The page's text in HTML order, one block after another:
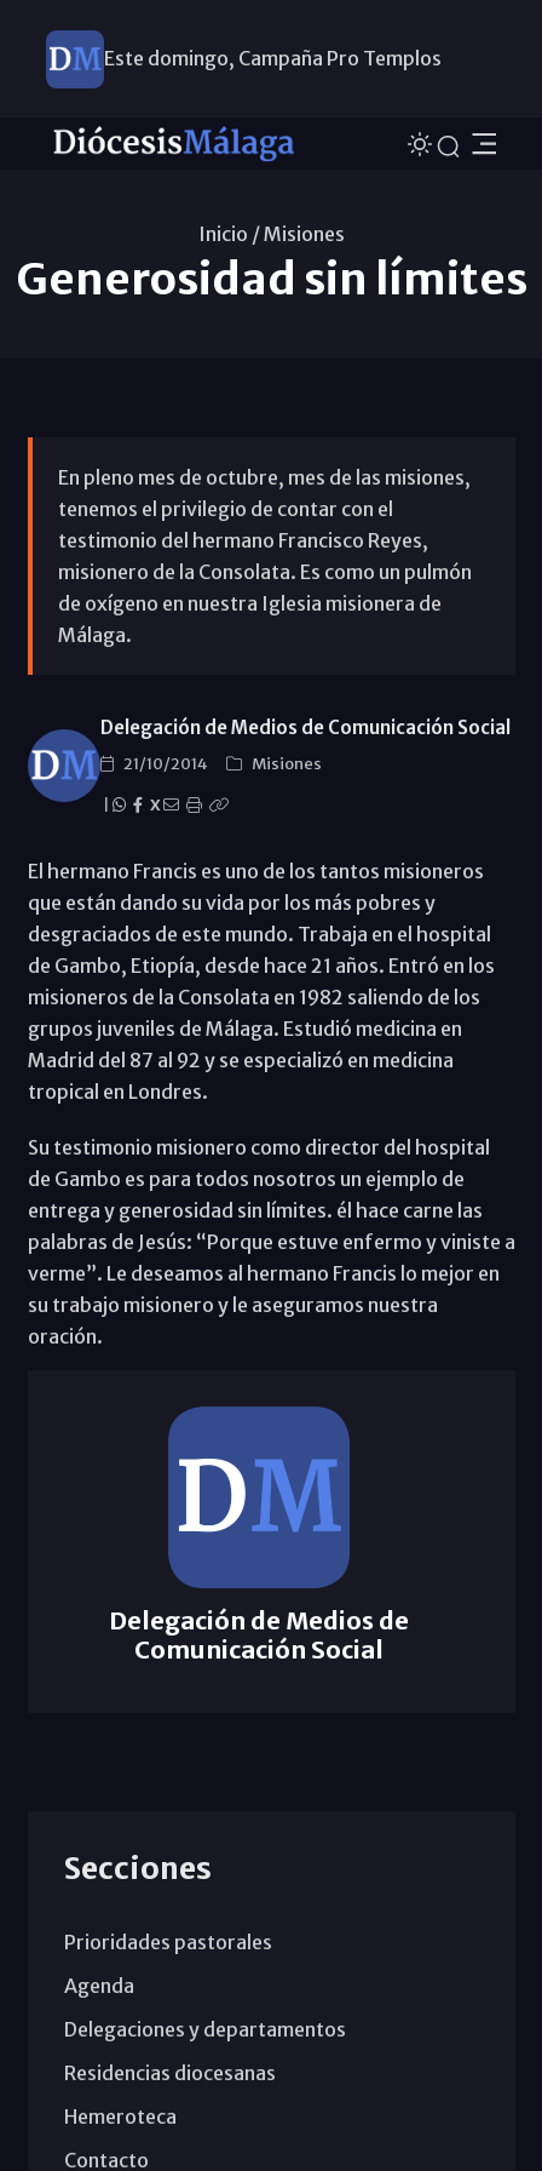
Este domingo, Campaña Pro Templos
Inicio /Misiones
Generosidad sin límites
En pleno mes de octubre, mes de las misiones,
tenemos el privilegio de contar con el
testimonio del hermano Francisco Reyes,
misionero de la Consolata. Es como un pulmón
de oxígeno en nuestra Iglesia misionera de
Málaga.
Delegación de Medios de Comunicación Social
21/10/2014
Misiones
X
El hermano Francis es uno de los tantos misioneros
que están dando su vida por los más pobres y
desgraciados de este mundo. Trabaja en el hospital
de Gambo, Etiopía, desde hace 21 años. Entró en los
misioneros de la Consolata en 1982 saliendo de los
grupos juveniles de Málaga. Estudió medicina en
Madrid del 87 al 92 y se especializó en medicina
tropical en Londres.
Su testimonio misionero como director del hospital
de Gambo es para todos nosotros un ejemplo de
entrega y generosidad sin límites. él hace carne las
palabras de Jesús: “Porque estuve enfermo y viniste a
verme”. Le deseamos al hermano Francis lo mejor en
su trabajo misionero y le aseguramos nuestra
oración.
Delegación de Medios de
Comunicación Social
Secciones
Prioridades pastorales
Agenda
Delegaciones y departamentos
Residencias diocesanas
Hemeroteca
Contacto